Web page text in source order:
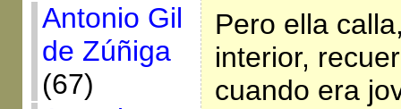
Antonio Gil
de Zúñiga
(67)
Pero ella
interior,
cuando era